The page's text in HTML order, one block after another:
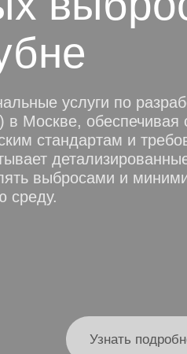
услуги по
Москве, обеспечивая
стандартам и
выбросами и
среду.
Узнать